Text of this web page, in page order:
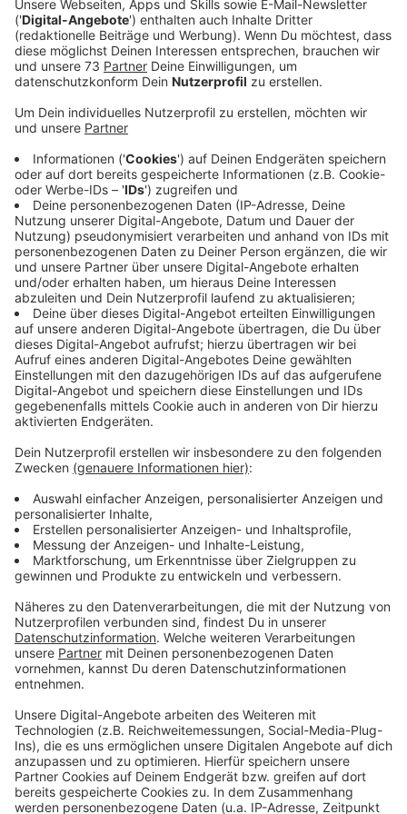
nicht alle.
Veröffentlicht:Samstag, 27.02.2021 10:54
Anzeige
Borken und Heek sammeln trotz Corona
Müll
Anzeige
Trotz Corona und Lockdown wollen es sich die
Borkener und Heeker nicht nehmen lassen, auch dieses
Jahr mit einer großen Müllsammelaktion Frühjahrsputz
in ihren Nachbarschaften zu betreiben. Mit
entsprechenden Hygienekonzepten rufen sie zum
Mitmachen auf. Die Aktion sauberes Borken startet
heute (Samstag, der 26.02.). Immer ein Haushalt darf
zusammen aufräumen, Picker und Müllsäcke werden
gestellt. Für die Entsorgung sind Container in Borken,
Burlo, Gemen, Marbeck und Weseke aufgestellt. Die
Aktion läuft einen ganzen Monat.
findet Ihr hier.Nächsten Samstag geht es dann auch
in Heek los. Auch da kann jeweils ein Haushalt
zusammen Müll sammeln. Zangen, Handschuhe und
Müllsäcke gibt es nach vorheriger Anmeldung im
Bürgerbüro. Weil wegen Corona kein gemütlicher
Imbiss im Anschluss stattfinden kann, gibt es in Heek
stattdessen einen kleinen Fotowettbewerb.Alle
Infos zur Müllsammel-Aktion in Heek findet Ihr
hier.
Anzeige